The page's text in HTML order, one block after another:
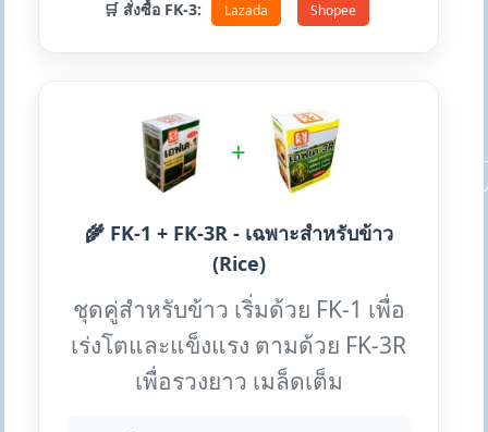
🛒 สั่งซื้อ FK-3: Lazada Shopee
+
🌾 FK-1 + FK-3R - เฉพาะสำหรับข้าว
(Rice)
ชุดคู่สำหรับข้าว เริ่มด้วย FK-1 เพื่อ
เร่งโตและแข็งแรง ตามด้วย FK-3R
เพื่อรวงยาว เมล็ดเต็ม